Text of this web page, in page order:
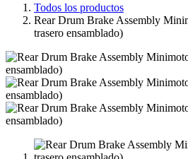
Todos los productos
Rear Drum Brake Assembly
trasero ensamblado)